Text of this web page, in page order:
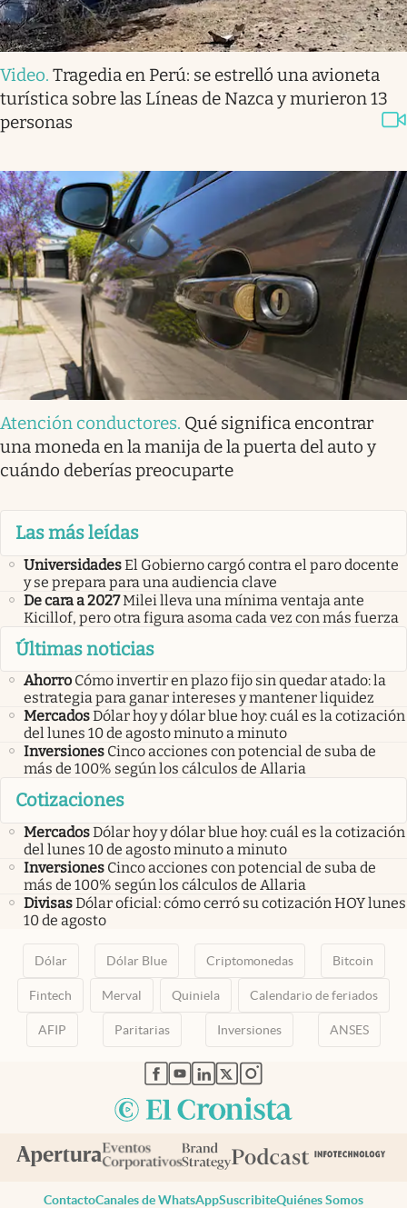
Video. Tragedia en Perú: se estrelló una avioneta
turística sobre las Líneas de Nazca y murieron 13
personas
Atención conductores. Qué significa encontrar
una moneda en la manija de la puerta del auto y
cuándo deberías preocuparte
Las más leídas
UniversidadesEl Gobierno cargó contra el paro docente
y se prepara para una audiencia clave
De cara a 2027Milei lleva una mínima ventaja ante
Kicillof, pero otra figura asoma cada vez con más fuerza
Últimas noticias
Ahorro Cómo invertir en plazo fijo sin quedar atado: la
estrategia para ganar intereses y mantener liquidez
MercadosDólar hoy y dólar blue hoy: cuál es la cotización
del lunes 10 de agosto minuto a minuto
Inversiones Cinco acciones con potencial de suba de
más de 100% según los cálculos de Allaria
Cotizaciones
MercadosDólar hoy y dólar blue hoy: cuál es la cotización
del lunes 10 de agosto minuto a minuto
Inversiones Cinco acciones con potencial de suba de
más de 100% según los cálculos de Allaria
DivisasDólar oficial: cómo cerró su cotización HOY lunes
10 de agosto
Dólar Dólar Blue Criptomonedas Bitcoin
Fintech Merval Quiniela Calendario de feriados
AFIP Paritarias Inversiones ANSES
abre en nueva pestaña
abre en nueva pestaña
abre en nueva pestaña
abre en nueva pestaña
abre en nueva pestaña
ContactoCanales de WhatsAppSuscribiteQuiénes Somos